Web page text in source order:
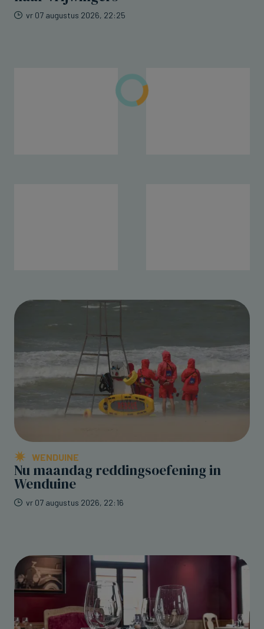
vr 07 augustus 2026, 22:25
WENDUINE
Nu maandag reddingsoefening in
Wenduine
vr 07 augustus 2026, 22:16